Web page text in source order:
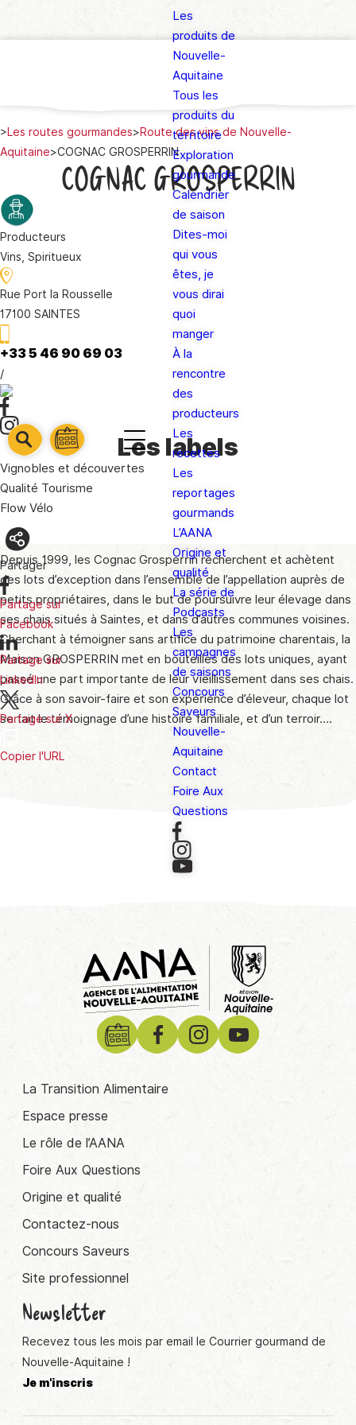
barre
1
barre
2
barre
Les
produits de
Nouvelle-
Aquitaine
Tous les
produits du
territoire
Exploration
gourmande
Calendrier
de saison
Dites-moi
qui vous
êtes, je
vous dirai
quoi
manger
À la
rencontre
des
producteurs
Les
recettes
Les
reportages
gourmands
L’AANA
Origine et
qualité
La série de
Podcasts
Les
campagnes
de saisons
Concours
Saveurs
Nouvelle-
Aquitaine
Contact
Foire Aux
Questions
>Les routes gourmandes>Route des vins de Nouvelle-
Aquitaine>COGNAC GROSPERRIN
COGNAC GROSPERRIN
Producteurs
Vins, Spiritueux
Rue Port la Rousselle
17100 SAINTES
+33 5 46 90 69 03
/
Les labels
Vignobles et découvertes
Qualité Tourisme
Flow Vélo
Depuis 1999, les Cognac Grosperrin recherchent et achètent
des lots d’exception dans l’ensemble de l’appellation auprès de
petits propriétaires, dans le but de poursuivre leur élevage dans
ses chais situés à Saintes, et dans d’autres communes voisines.
Cherchant à témoigner sans artifice du patrimoine charentais, la
Maison GROSPERRIN met en bouteilles des lots uniques, ayant
passé une part importante de leur vieillissement dans ses chais.
Grâce à son savoir-faire et son expérience d’éleveur, chaque lot
se fait le témoignage d’une histoire familiale, et d’un terroir….
Partager
Partage sur
Facebook
Partage sur
LinkedIn
Partage sur X
Copier l'URL
La Transition Alimentaire
Espace presse
Le rôle de l’AANA
Foire Aux Questions
Origine et qualité
Contactez-nous
Concours Saveurs
Site professionnel
Newsletter
Recevez tous les mois par email le Courrier gourmand de
Nouvelle-Aquitaine !
Je m'inscris